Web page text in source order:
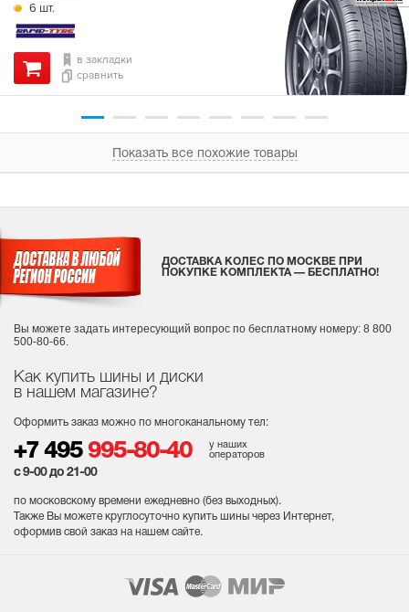
6 шт.
в закладки
сравнить
Показать все похожие товары
Как купить шины и диски
в нашем магазине?
Оформить заказ можно по многоканальному тел:
+7 495 995-80-40
у наших
операторов
с 9-00 до 21-00
по московскому времени ежедневно (без выходных).
Также Вы можете круглосуточно купить шины через Интернет,
оформив свой заказ на нашем сайте.
ДОСТАВКА КОЛЕС ПО МОСКВЕ ПРИ
ПОКУПКЕ КОМПЛЕКТА — БЕСПЛАТНО!
Вы можете задать интересующий вопрос по бесплатному номеру: 8 800
500-80-66.